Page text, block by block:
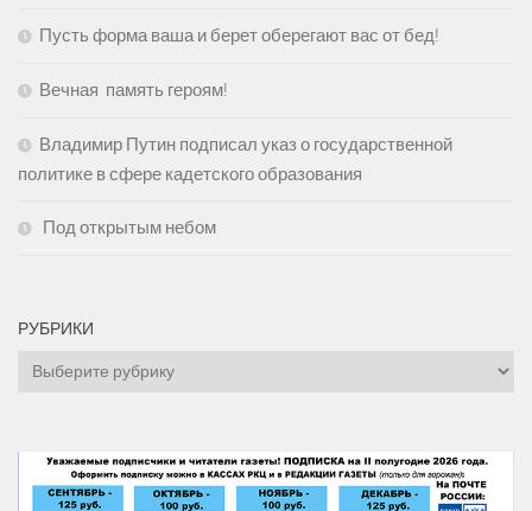
Пусть форма ваша и берет оберегают вас от бед!
Вечная память героям!
Владимир Путин подписал указ о государственной
политике в сфере кадетского образования
Под открытым небом
РУБРИКИ
Рубрики